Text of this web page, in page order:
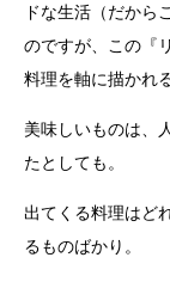
ドな生活（だから
のですが、この『
料理を軸に描かれ
美味しいものは、
たとしても。
出てくる料理はど
るものばかり。